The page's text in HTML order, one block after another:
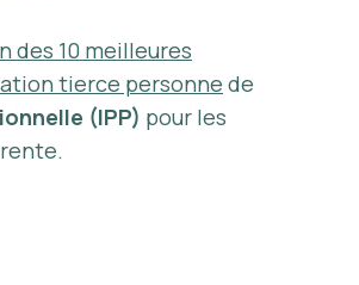
des 10 meilleures
tierce personne de
(IPP) pour les